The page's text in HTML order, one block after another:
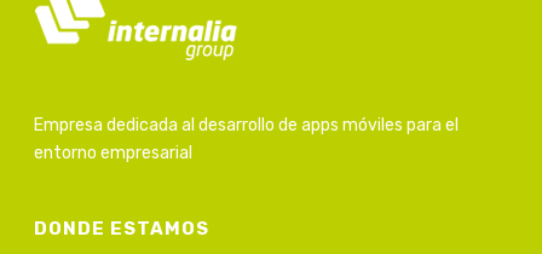
Empresa dedicada al desarrollo de apps móviles para el
entorno empresarial
DONDE ESTAMOS